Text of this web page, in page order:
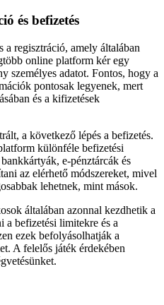
és befizetés
a regisztráció, amely általában
online platform kér egy
személyes adatot. Fontos, hogy a
pontosak legyenek, mert
és a kifizetések
a következő lépés a befizetés.
különféle befizetési
e-pénztárcák és
az elérhető módszereket, mivel
lehetnek, mint mások.
általában azonnal kezdhetik a
a befizetési limitekre és a
ezek befolyásolhatják a
A felelős játék érdekében